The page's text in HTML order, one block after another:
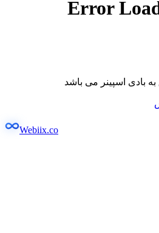
Error
بادی اسپینر می باشد
Webiix.co